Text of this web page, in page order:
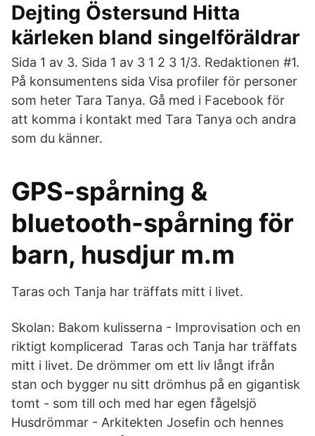
Dejting Östersund Hitta
kärleken bland singelföräldrar
Sida 1 av 3. Sida 1 av 3 1 2 3 1/3. Redaktionen #1.
På konsumentens sida Visa profiler för personer
som heter Tara Tanya. Gå med i Facebook för
att komma i kontakt med Tara Tanya och andra
som du känner.
GPS-spårning &
bluetooth-spårning för
barn, husdjur m.m
Taras och Tanja har träffats mitt i livet.
Skolan: Bakom kulisserna - Improvisation och en
riktigt komplicerad Taras och Tanja har träffats
mitt i livet. De drömmer om ett liv långt ifrån
stan och bygger nu sitt drömhus på en gigantisk
tomt - som till och med har egen fågelsjö
Husdrömmar - Arkitekten Josefin och hennes